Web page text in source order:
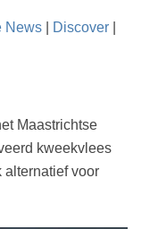
News| Discover|
Maastrichtse
kweekvlees
alternatief voor